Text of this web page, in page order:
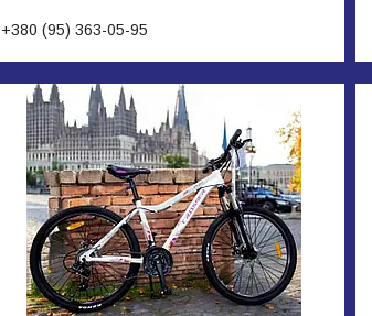
+380 (95) 363-05-95